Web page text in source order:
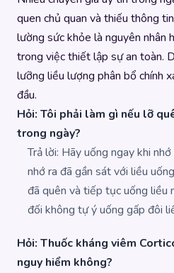
quen chủ quan và thiếu thông
lường sức khỏe là nguyên nhân
trong việc thiết lập sự an toàn.
lưỡng liều lượng phân bổ chính
đầu.
Hỏi: Tôi phải làm gì nếu lỡ
trong ngày?
Trả lời: Hãy uống ngay khi
nhớ ra đã gần sát với liều
đã quên và tiếp tục uống liều
đối không tự ý uống gấp đôi
Hỏi: Thuốc kháng viêm
nguy hiểm không?